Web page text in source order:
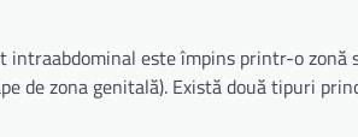
este împins printr-o zonă
de zona genitală). Există două tipuri